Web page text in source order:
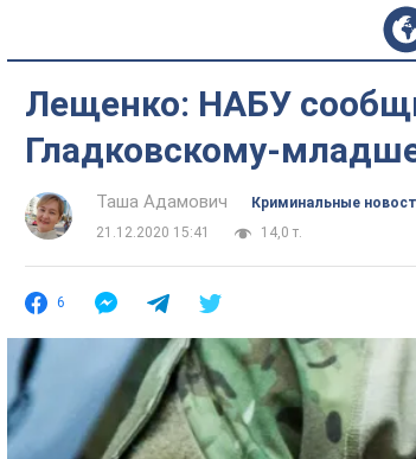
Лещенко: НАБУ
Гладковскому-
Таша Адамович
Криминальные
21.12.2020 15:41
14,0 т.
6